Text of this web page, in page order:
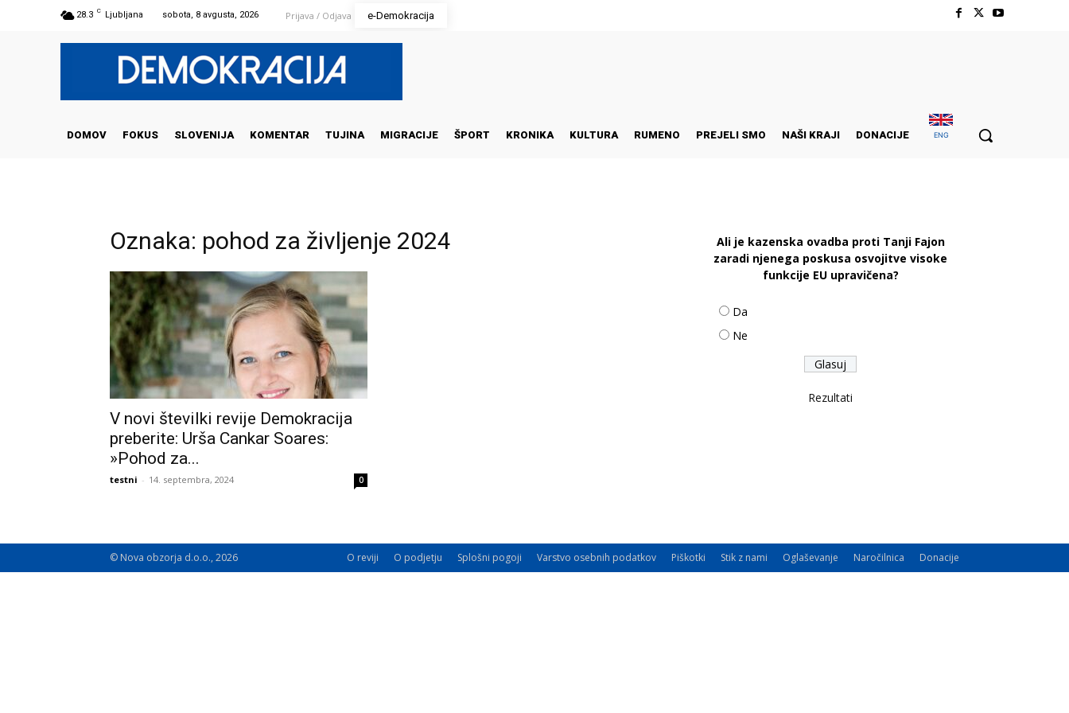
28.3 C Ljubljana sobota, 8 avgusta, 2026 Prijava / Odjava e-Demokracija
DOMOV FOKUS SLOVENIJA KOMENTAR TUJINA MIGRACIJE ŠPORT KRONIKA KULTURA RUMENO PREJELI SMO NAŠI KRAJI DONACIJE ENG
Oznaka: pohod za življenje 2024
V novi številki revije Demokracija
preberite: Urša Cankar Soares:
»Pohod za...
testni - 14. septembra, 2024 0
Ali je kazenska ovadba proti Tanji Fajon
zaradi njenega poskusa osvojitve visoke
funkcije EU upravičena?
Da
Ne
Rezultati
O reviji O podjetju Splošni pogoji Varstvo osebnih podatkov Piškotki Stik z nami Oglaševanje Naročilnica Donacije
© Nova obzorja d.o.o., 2026